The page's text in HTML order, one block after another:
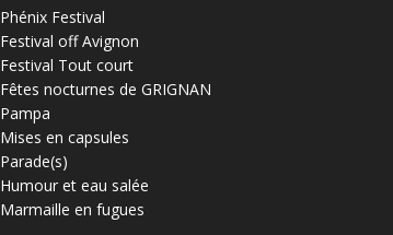
Phénix Festival
Festival off Avignon
Festival Tout court
Fêtes nocturnes de GRIGNAN
Pampa
Mises en capsules
Parade(s)
Humour et eau salée
Marmaille en fugues